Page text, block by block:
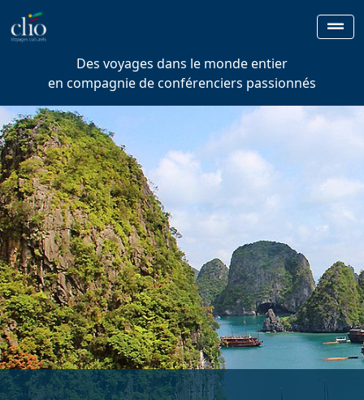
Des voyages dans le monde entier
en compagnie de conférenciers passionnés